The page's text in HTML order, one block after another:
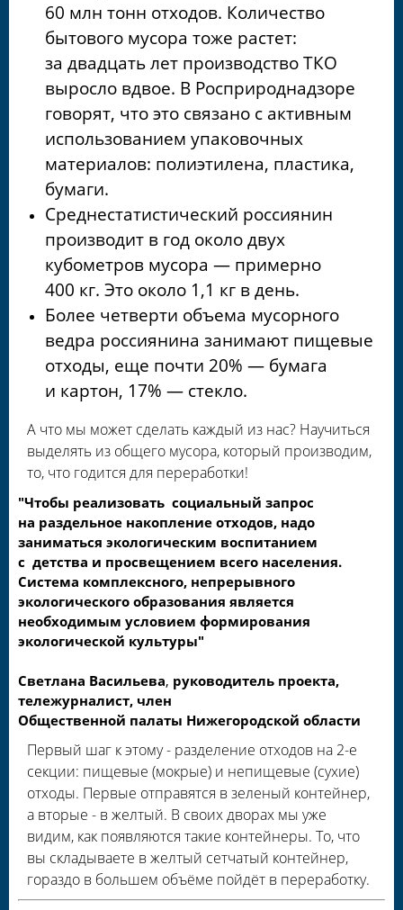
60 млн тонн отходов. Количество
бытового мусора тоже растет:
за двадцать лет производство ТКО
выросло вдвое. В Росприроднадзоре
говорят, что это связано с активным
использованием упаковочных
материалов: полиэтилена, пластика,
бумаги.
Среднестатистический россиянин
производит в год около двух
кубометров мусора — примерно
400 кг. Это около 1,1 кг в день.
Более четверти объема мусорного
ведра россиянина занимают пищевые
отходы, еще почти 20% — бумага
и картон, 17% — стекло.
А что мы может сделать каждый из нас? Научиться
выделять из общего мусора, который производим,
то, что годится для переработки!
"Чтобы реализовать социальный запрос
на раздельное накопление отходов, надо
заниматься экологическим воспитанием
с детства и просвещением всего населения.
Система комплексного, непрерывного
экологического образования является
необходимым условием формирования
экологической культуры"
Светлана Васильева, руководитель проекта,
тележурналист, член
Общественной палаты Нижегородской области
Первый шаг к этому - разделение отходов на 2-е
секции: пищевые (мокрые) и непищевые (сухие)
отходы. Первые отправятся в зеленый контейнер,
а вторые - в желтый. В своих дворах мы уже
видим, как появляются такие контейнеры. То, что
вы складываете в желтый сетчатый контейнер,
гораздо в большем объёме пойдёт в переработку.